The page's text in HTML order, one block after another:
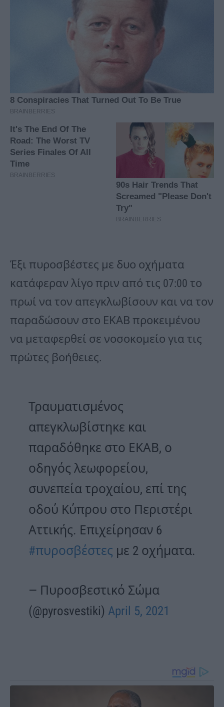
Έξι πυροσβέστες με δυο οχήματα
κατάφεραν λίγο πριν από τις 07:00 το
πρωί να τον απεγκλωβίσουν και να τον
παραδώσουν στο ΕΚΑΒ προκειμένου
να μεταφερθεί σε νοσοκομείο για τις
πρώτες βοήθειες.
Τραυματισμένος
απεγκλωβίστηκε και
παραδόθηκε στο ΕΚΑΒ, ο
οδηγός λεωφορείου,
συνεπεία τροχαίου, επί της
οδού Κύπρου στο Περιστέρι
Αττικής. Επιχείρησαν 6
#πυροσβέστες με 2 οχήματα.
— Πυροσβεστικό Σώμα
(@pyrosvestiki) April 5, 2021